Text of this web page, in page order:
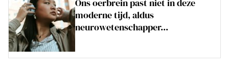
Ons oerbrein past niet in deze
moderne tijd, aldus
neurowetenschapper...